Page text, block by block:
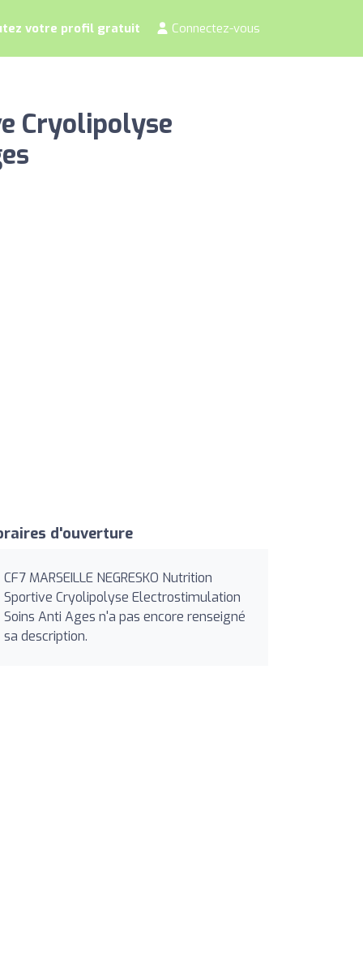
votre profil gratuit Connectez-vous
Cryolipolyse
d'ouverture
CF7 MARSEILLE NEGRESKO Nutrition
Sportive Cryolipolyse Electrostimulation
Soins Anti Ages n'a pas encore renseigné
sa description.